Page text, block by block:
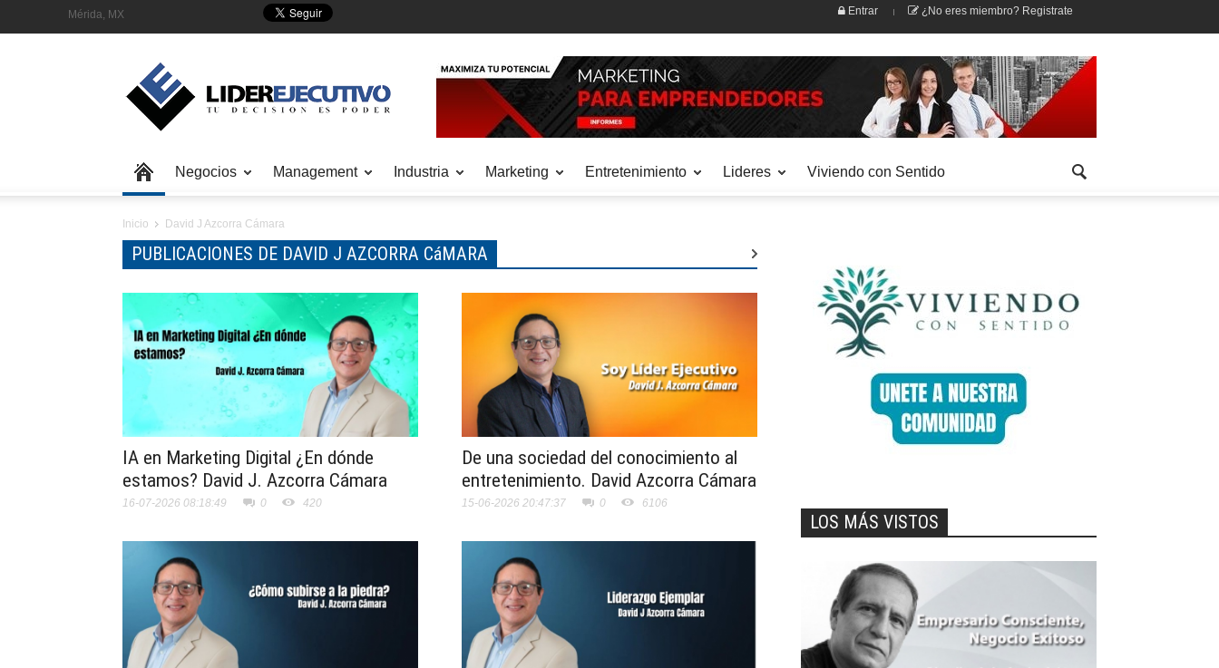
Mérida, MX Entrar ¿No eres miembro? Registrate
Negocios Management Industria Marketing Entretenimiento Lideres Viviendo con Sentido
Inicio David J Azcorra Cámara
PUBLICACIONES DE DAVID J AZCORRA CáMARA
IA en Marketing Digital ¿En dónde
estamos? David J. Azcorra Cámara
16-07-2026 08:18:49 0 420
De una sociedad del conocimiento al
entretenimiento. David Azcorra Cámara
15-06-2026 20:47:37 0 6106
LOS MÁS VISTOS